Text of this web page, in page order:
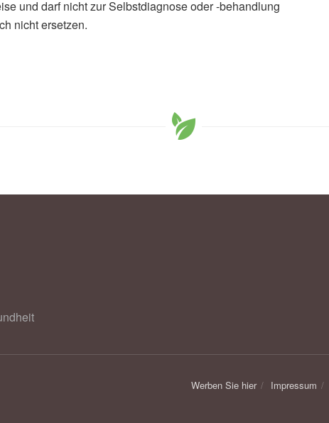
und darf nicht zur Selbstdiagnose oder -behandlung
nicht ersetzen.
Werben Sie hier Impressum